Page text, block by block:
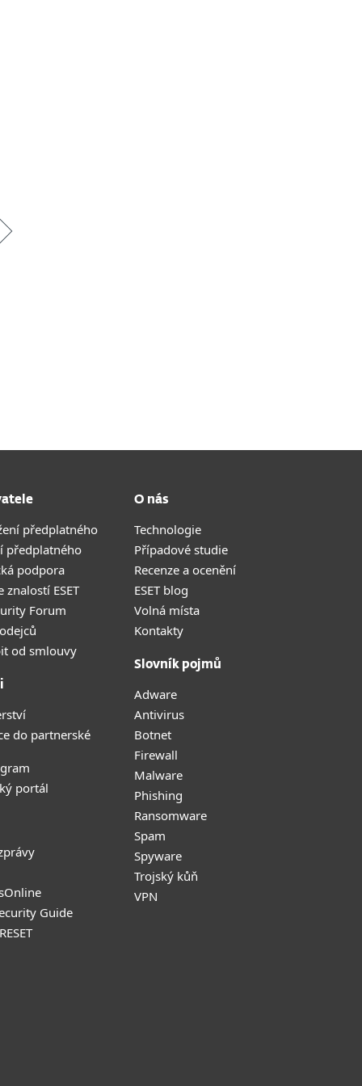
předplatného
předplatného
podpora
znalostí ESET
Forum
od smlouvy
do partnerské
portál
Guide
O nás
Technologie
Případové studie
Recenze a ocenění
ESET blog
Volná místa
Kontakty
Slovník pojmů
Adware
Antivirus
Botnet
Firewall
Malware
Phishing
Ransomware
Spam
Spyware
Trojský kůň
VPN